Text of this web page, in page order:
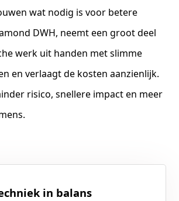
wat nodig is voor betere
DWH, neemt een groot deel
werk uit handen met slimme
en verlaagt de kosten aanzienlijk.
risico, snellere impact en meer
in balans